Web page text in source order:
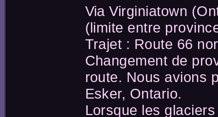
Via Virginiatown
(limite entre
Trajet : Route 66
Changement de
route. Nous avions
Esker, Ontario.
Lorsque les